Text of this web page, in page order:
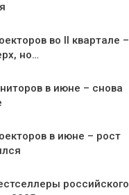
во II квартале –
но…
в июне – снова
в июне – рост
российского